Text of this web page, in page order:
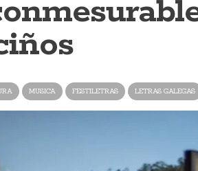
MUSICA FESTILETRAS LETRAS GALEGAS